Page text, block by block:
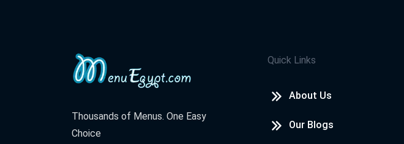
Thousands of Menus. One Easy
Choice
Quick Links
About Us
Our Blogs